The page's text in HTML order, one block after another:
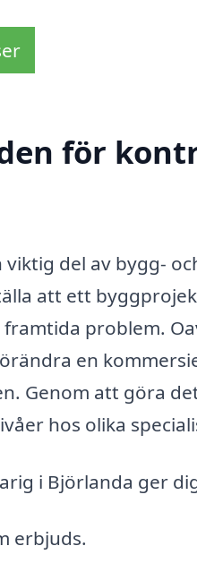
för
del av bygg-
att ett
problem.
en
Genom att göra
hos olika
i Björlanda ger
erbjuds.